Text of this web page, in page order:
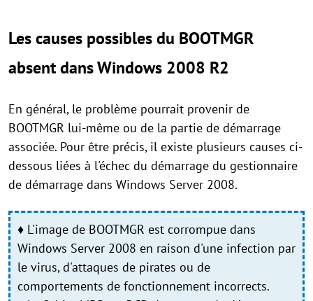
Les causes possibles du BOOTMGR
absent dans Windows 2008 R2
En général, le problème pourrait provenir de
BOOTMGR lui-même ou de la partie de démarrage
associée. Pour être précis, il existe plusieurs causes ci-
dessous liées à l'échec du démarrage du gestionnaire
de démarrage dans Windows Server 2008.
♦ L'image de BOOTMGR est corrompue dans
Windows Server 2008 en raison d'une infection par
le virus, d'attaques de pirates ou de
comportements de fonctionnement incorrects.